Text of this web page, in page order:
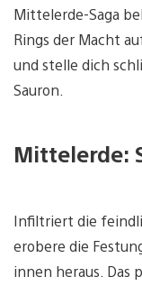
Mittelerde-Saga
Rings der Macht
und stelle dich
Sauron.
Mittelerde:
Infiltriert die
erobere die
innen heraus. Das